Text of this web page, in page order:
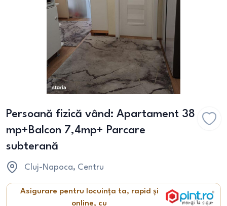
Persoană fizică vând: Apartament 38
mp+Balcon 7,4mp+ Parcare
subterană
Cluj-Napoca, Centru
Asigurare pentru locuința ta, rapid și
online, cu